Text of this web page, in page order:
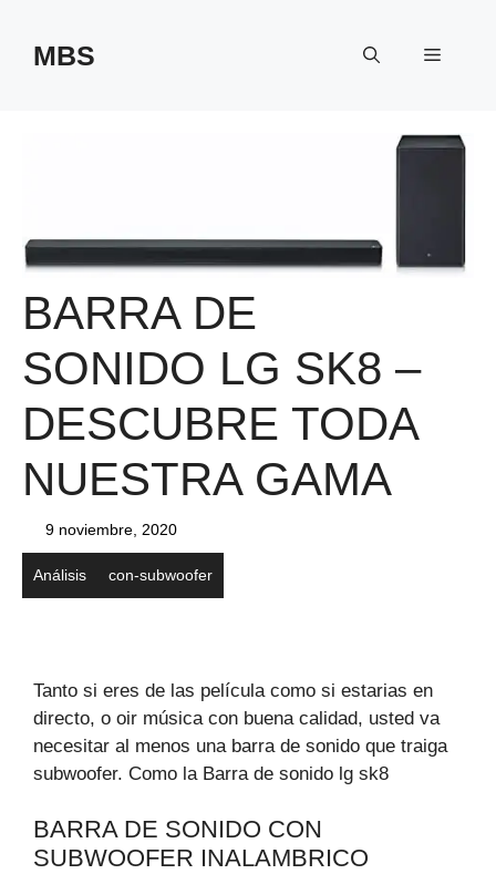
contenido
MBS Menú
BARRA DE
SONIDO LG SK8 –
DESCUBRE TODA
NUESTRA GAMA‎
9 noviembre, 2020
Análisis con-subwoofer
Tanto si eres de las película como si estarias en
directo, o oir música con buena calidad, usted va
necesitar al menos una barra de sonido que traiga
subwoofer. Como la Barra de sonido lg sk8
BARRA DE SONIDO CON
SUBWOOFER INALAMBRICO